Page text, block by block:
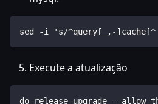
sed -i 's/^query[_,-
Execute a atualização
do-release-upgrade --allow-